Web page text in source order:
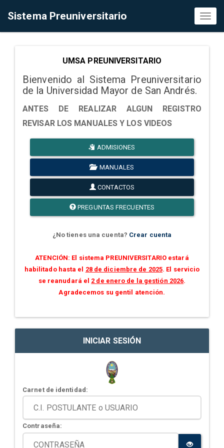
Sistema Preuniversitario
UMSA PREUNIVERSITARIO
Bienvenido al Sistema Preuniversitario
de la Universidad Mayor de San Andrés.
ANTES DE REALIZAR ALGUN REGISTRO
REVISAR LOS MANUALES Y LOS VIDEOS
ADMISIONES
MANUALES
CONTACTOS
PREGUNTAS FRECUENTES
¿No tienes una cuenta? Crear cuenta
ATENCIÓN: El sistema PREUNIVERSITARIO estará
habilitado hasta el 28 de diciembre de 2025. El servicio
se reanudará el 2 de enero de la gestión 2026.
Agradecemos su gentil atención.
INICIAR SESIÓN
Carnet de identidad:
Contraseña: